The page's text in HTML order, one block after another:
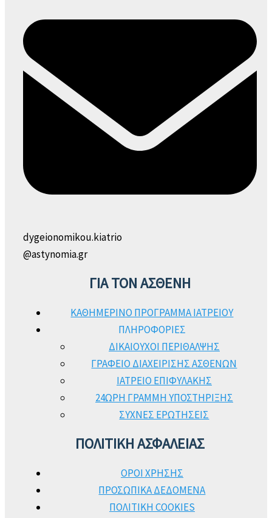
dygeionomikou.kiatrio
@astynomia.gr
ΓΙΑ ΤΟΝ ΑΣΘΕΝΗ
ΚΑΘΗΜΕΡΙΝΟ ΠΡΟΓΡΑΜΜΑ ΙΑΤΡΕΙΟΥ
ΠΛΗΡΟΦΟΡΙΕΣ
ΔΙΚΑΙΟΥΧΟΙ ΠΕΡΙΘΑΛΨΗΣ
ΓΡΑΦΕΙΟ ΔΙΑΧΕΙΡΙΣΗΣ ΑΣΘΕΝΩΝ
ΙΑΤΡΕΙΟ ΕΠΙΦΥΛΑΚΗΣ
24ΩΡΗ ΓΡΑΜΜΗ ΥΠΟΣΤΗΡΙΞΗΣ
ΣΥΧΝΕΣ ΕΡΩΤΗΣΕΙΣ
ΠΟΛΙΤΙΚΗ ΑΣΦΑΛΕΙΑΣ
ΟΡΟΙ ΧΡΗΣΗΣ
ΠΡΟΣΩΠΙΚΑ ΔΕΔΟΜΕΝΑ
ΠΟΛΙΤΙΚΗ COOKIES